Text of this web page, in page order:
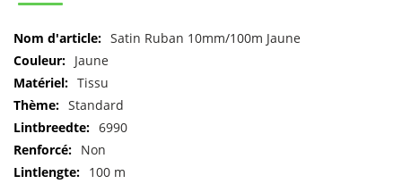
Pour
plus
d'informations
Satin Ruban 10mm/100m Jaune
Jaune
Tissu
Standard
6990
Non
100 m